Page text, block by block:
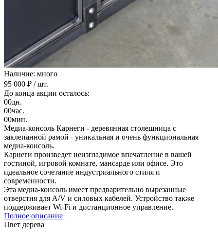
Наличие: много
95 000 ₽ / шт.
До конца акции осталось:
00дн.
00час.
00мин.
Медиа-консоль Карнеги - деревянная столешница с
заклепанной рамой - уникальная и очень функциональная
медиа-консоль.
Карнеги произведет неизгладимое впечатление в вашей
гостиной, игровой комнате, мансарде или офисе. Это
идеальное сочетание индустриального стиля и
современности.
Эта медиа-консоль имеет предварительно вырезанные
отверстия для A/V и силовых кабелей. Устройство также
поддерживает Wi-Fi и дистанционное управление.
Полное описание
Цвет дерева